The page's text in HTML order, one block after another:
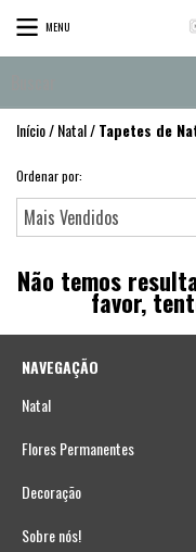
MENU
Início/Natal/Tapetes de
Ordenar por:
Não temos
favor,
NAVEGAÇÃO
Natal
Flores Permanentes
Decoração
Sobre nós!